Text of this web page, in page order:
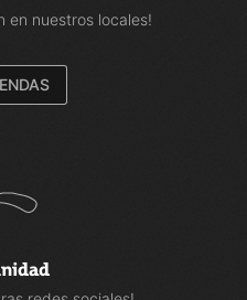
en nuestros locales!